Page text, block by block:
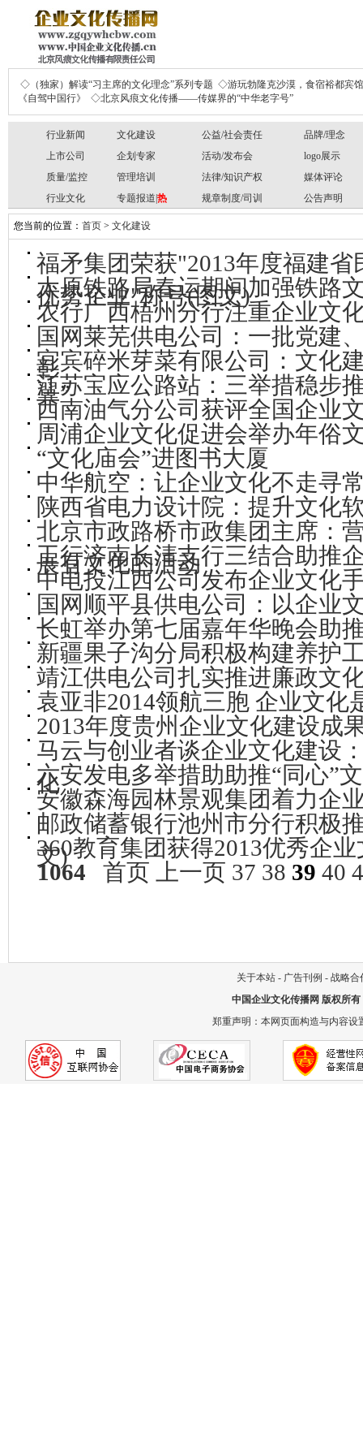
◇（独家）解读“习主席的文化理念”系列专题 ◇游玩勃隆克沙漠，食宿裕都宾馆
《自驾中国行》
◇北京风痕文化传播——传媒界的“中华老字号”
行业新闻 文化建设 公益/社会责任
品牌/理念
上市公司
企划专家 活动/发布会
logo展示
质量/监控
管理培训 法律/知识产权
媒体评论
行业文化
专题报道| 热 规章制度/司训 公告声明
您当前的位置： 首页 > 文化建设
福矛集团荣获"2013年度福建
优势企业"称号(图文)
太原铁路局春运期间加强铁路
农行广西梧州分行注重企业文
国网莱芜供电公司：一批党建
彰
宜宾碎米芽菜有限公司：文化
翼”
江苏宝应公路站：三举措稳步
西南油气分公司获评全国企业
周浦企业文化促进会举办年俗
“文化庙会”进图书大厦
中华航空：让企业文化不走寻
陕西省电力设计院：提升文化
北京市政路桥市政集团主席：
展有文化的活动
工行济南长清支行三结合助推
中电投江西公司发布企业文化
国网顺平县供电公司：以企业
长虹举办第七届嘉年华晚会助
新疆果子沟分局积极构建养护
靖江供电公司扎实推进廉政文
袁亚非2014领航三胞 企业文化
2013年度贵州企业文化建设成
马云与创业者谈企业文化建设
化
六安发电多举措助助推“同心”
安徽森海园林景观集团着力企
邮政储蓄银行池州市分行积极
文)
360教育集团获得2013优秀企
1064
首页 上一页 37 38 39 40
关于本站 - 广告刊例 - 战略合
中国企业文化传播网 版权所有
郑重声明：本网页面构造与内容